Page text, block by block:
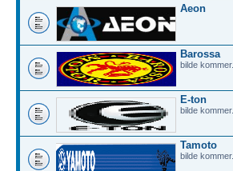
Aeon
Barossa
bilde kommer.
E-ton
bilde kommer.
Tamoto
bilde kommer.